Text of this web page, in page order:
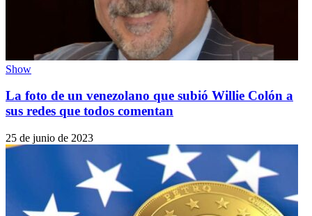
Show
La foto de un venezolano que subió Willie Colón a
sus redes que todos comentan
25 de junio de 2023